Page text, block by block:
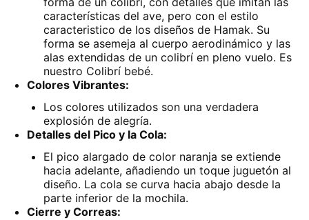
características del ave, pero con el estilo
caracteristico de los diseños de Hamak. Su
forma se asemeja al cuerpo aerodinámico y las
alas extendidas de un colibrí en pleno vuelo. Es
nuestro Colibrí bebé.
Colores Vibrantes:
Los colores utilizados son una verdadera
explosión de alegría.
Detalles del Pico y la Cola:
El pico alargado de color naranja se extiende
hacia adelante, añadiendo un toque juguetón al
diseño. La cola se curva hacia abajo desde la
parte inferior de la mochila.
Cierre y Correas: